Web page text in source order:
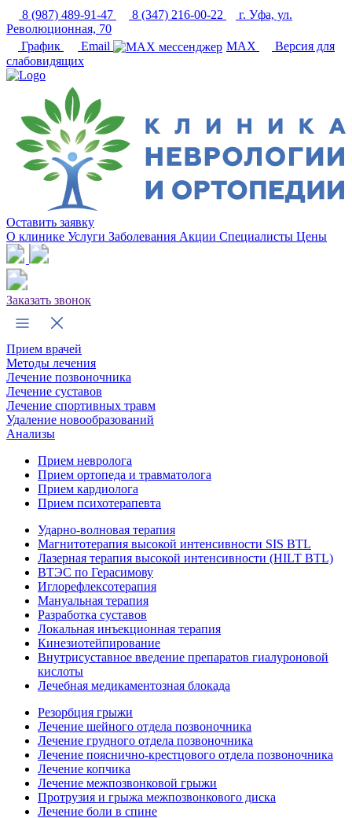
8 (987) 489-91-47 8 (347) 216-00-22
г. Уфа, ул.
Революционная, 70
График
Email MAX
Версия для
слабовидящих
Оставить заявку
О клинике Услуги Заболевания Акции Специалисты Цены
Заказать звонок
Прием врачей
Методы лечения
Лечение позвоночника
Лечение суставов
Лечение спортивных травм
Удаление новообразований
Анализы
Прием невролога
Прием ортопеда и травматолога
Прием кардиолога
Прием психотерапевта
Ударно-волновая терапия
Магнитотерапия высокой интенсивности SIS BTL
Лазерная терапия высокой интенсивности (HILT BTL)
ВТЭС по Герасимову
Иглорефлексотерапия
Мануальная терапия
Разработка суставов
Локальная инъекционная терапия
Кинезиотейпирование
Внутрисуставное введение препаратов гиалуроновой
кислоты
Лечебная медикаментозная блокада
Резорбция грыжи
Лечение шейного отдела позвоночника
Лечение грудного отдела позвоночника
Лечение пояснично-крестцового отдела позвоночника
Лечение копчика
Лечение межпозвонковой грыжи
Протрузия и грыжа межпозвонкового диска
Лечение боли в спине